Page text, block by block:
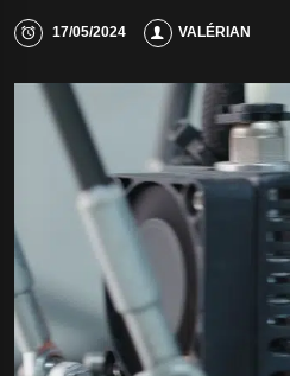
17/05/2024 VALÉRIAN